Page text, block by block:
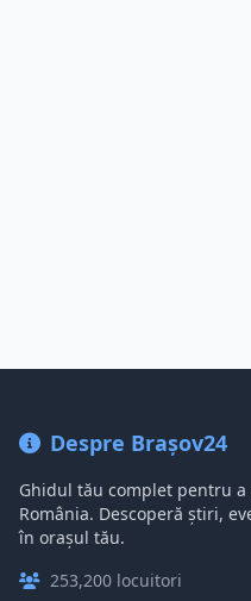
Despre Brașov24
Ghidul tău complet pentru
România. Descoperă știri,
în orașul tău.
253,200 locuitori